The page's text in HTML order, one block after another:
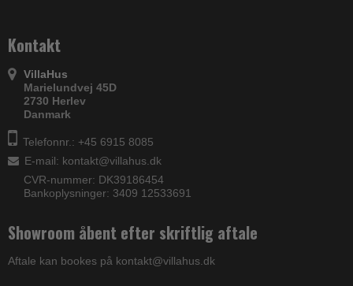
Kontakt
VillaHus
Marielundvej 45D
2730 Herlev
Danmark
Telefonnr.: +45 6915 8085
E-mail: kontakt@villahus.dk
CVR-nummer: DK39186454
Bankoplysninger: 3409 12533691
Showroom åbent efter skriftlig aftale
Aftale kan bookes på kontakt@villahus.dk